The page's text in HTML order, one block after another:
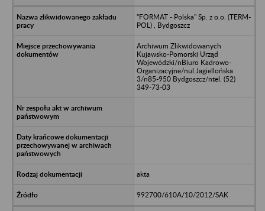
"FORMAT - Polska" Sp. z o.o. (TERM-
POL) , Bydgoszcz
Archiwum Zlikwidowanych
Kujawsko-Pomorski Urząd
Wojewódzki/nBiuro Kadrowo-
Organizacyjne/nul.Jagiellońska
3/n85-950 Bydgoszcz/ntel. (52)
349-73-03
akta
992700/610A/10/2012/SAK